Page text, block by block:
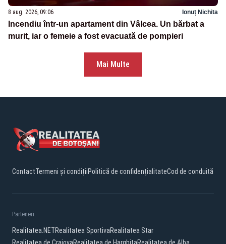
8 aug. 2026, 09:06 Ionuț Nichita
Incendiu într-un apartament din Vâlcea. Un bărbat a
murit, iar o femeie a fost evacuată de pompieri
Mai Multe
ContactTermeni și condițiiPolitică de confidențialitateCod de conduită
Parteneri:
Realitatea.NETRealitatea SportivaRealitatea Star